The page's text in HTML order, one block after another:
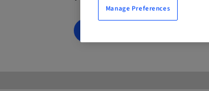
Manage Preferences